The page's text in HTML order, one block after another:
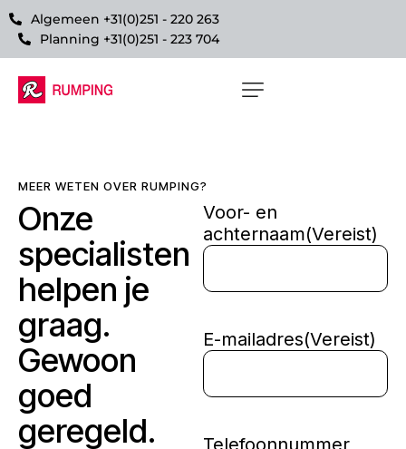
Algemeen +31(0)251 - 220 263
Planning +31(0)251 - 223 704
MEER WETEN OVER RUMPING?
Onze
specialisten
helpen je
graag.
Gewoon
goed
geregeld.
Voor- en
achternaam(Vereist)
E-mailadres(Vereist)
Telefoonnummer